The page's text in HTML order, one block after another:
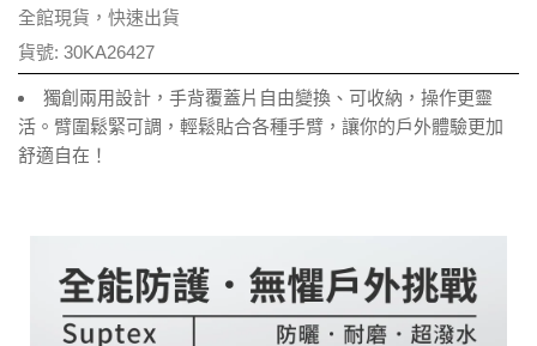
全館現貨，快速出貨
貨號: 30KA26427
獨創兩用設計，手背覆蓋片自由變換、可收納，操作更靈
活。臂圍鬆緊可調，輕鬆貼合各種手臂，讓你的戶外體驗更加
舒適自在！